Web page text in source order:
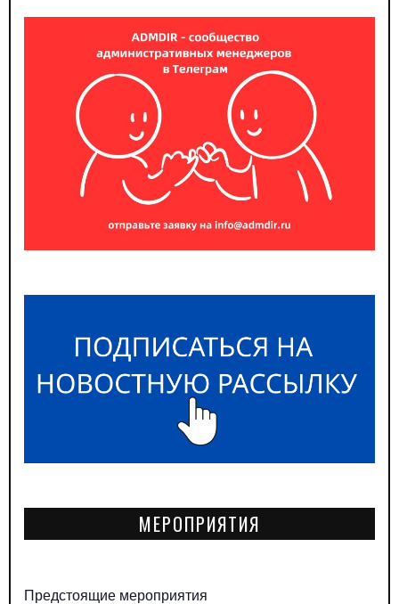
МЕРОПРИЯТИЯ
Предстоящие мероприятия